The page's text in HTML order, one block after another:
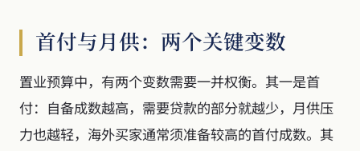
首付与月供：两个关键变数
置业预算中，有两个变数需要一并权衡。其一是首
付：自备成数越高，需要贷款的部分就越少，月供压
力也越轻，海外买家通常须准备较高的首付成数。其